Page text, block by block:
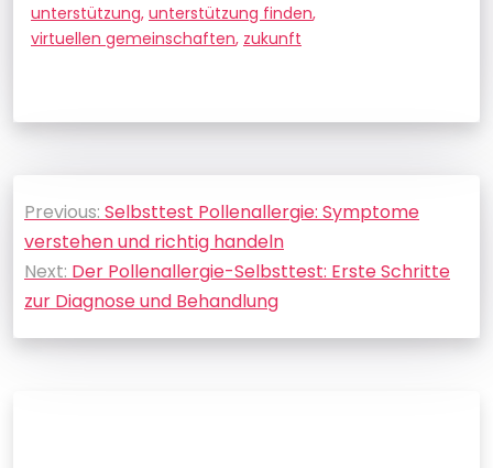
unterstützung, unterstützung finden,
virtuellen gemeinschaften, zukunft
Beitragsnavigation
Previous: Selbsttest Pollenallergie: Symptome
verstehen und richtig handeln
Next: Der Pollenallergie-Selbsttest: Erste Schritte
zur Diagnose und Behandlung